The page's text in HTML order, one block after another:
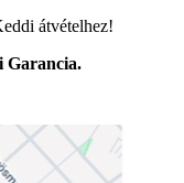
átvételhez!
Garancia.